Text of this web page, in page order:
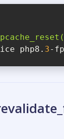
php8. 3-